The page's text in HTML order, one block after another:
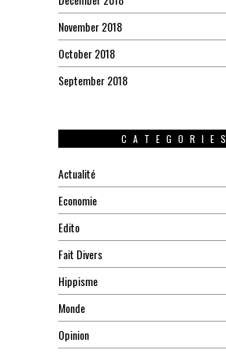
November 2018
October 2018
September 2018
CATEGORIES
Actualité
Economie
Edito
Fait Divers
Hippisme
Monde
Opinion